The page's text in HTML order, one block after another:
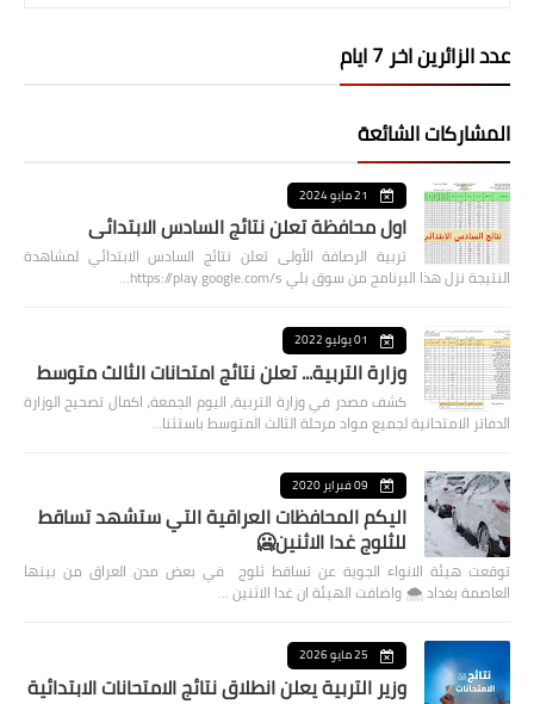
عدد الزائرين اخر 7 ايام
المشاركات الشائعة
21 مايو 2024
اول محافظة تعلن نتائج السادس الابتدائي
تربية الرصافة الأولى تعلن نتائج السادس الابتدائي لمشاهدة
النتيجة نزل هذا البرنامج من سوق بلي https://play.google.com/s…
01 يوليو 2022
وزارة التربية... تعلن نتائج امتحانات الثالث متوسط
كشف مصدر في وزارة التربية، اليوم الجمعة، اكمال تصحيح الوزارة
الدفاتر الامتحانية لجميع مواد مرحلة الثالث المتوسط باستثنا…
09 فبراير 2020
اليكم المحافظات العراقية التي ستشهد تساقط
للثلوج غدا الاثنين🥶
توقعت هيئة الانواء الجوية عن تساقط ثلوج في بعض مدن العراق من بينها
العاصمة بغداد ⁦🌨️⁩ واضافت الهيئة ان غدا الاثنين …
25 مايو 2026
وزير التربية يعلن انطلاق نتائج الامتحانات الابتدائية